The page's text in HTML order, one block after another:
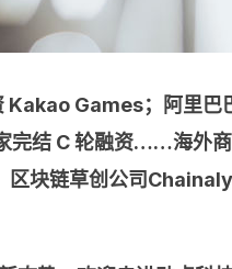
Kakao Games；阿里
完结 C 轮融资……海外
块链草创公司